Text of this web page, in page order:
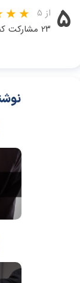
۵ از ۵
۲۳ مشارکت کننده